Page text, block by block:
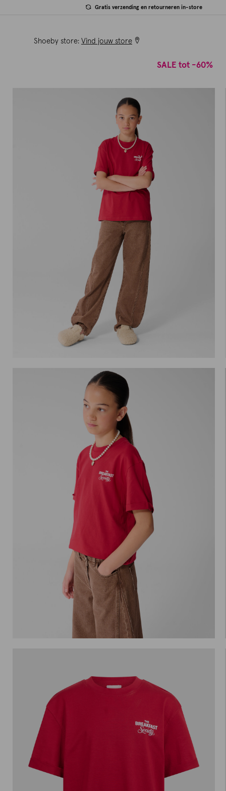
Gratis verzending en retourneren in-store
Shoeby store: Vind jouw store
SALE tot -60%